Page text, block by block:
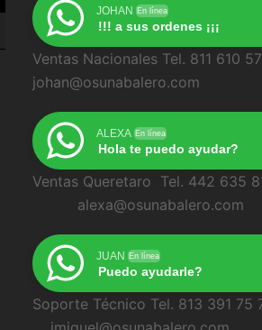
JOHAN En línea
!!! a sus ordenes ¡¡¡
Ventas Nacionales Tel. 811
johan@osunabalero.com
ALEXA En línea
Hola te puedo ayudar?
Ventas Queretaro Tel.
alexa@osunabalero.com
JUAN En línea
Puedo ayudarle?
Soporte Técnico Tel. 813